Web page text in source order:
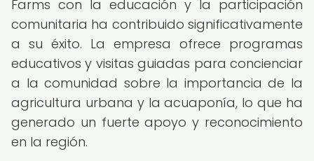
Farms con la educación y la participación
comunitaria ha contribuido significativamente
a su éxito. La empresa ofrece programas
educativos y visitas guiadas para concienciar
a la comunidad sobre la importancia de la
agricultura urbana y la acuaponía, lo que ha
generado un fuerte apoyo y reconocimiento
en la región.